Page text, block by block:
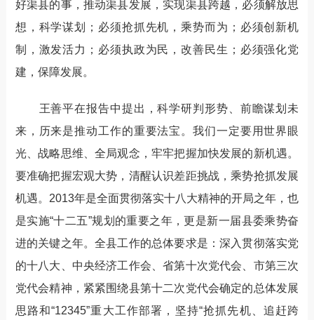
好渠县的事，推动渠县发展，实现渠县跨越，必须解放思
想，科学谋划；必须抢抓先机，乘势而为；必须创新机
制，激发活力；必须执政为民，改善民生；必须强化党
建，保障发展。
王善平在报告中提出，科学研判形势、前瞻谋划未
来，历来是推动工作的重要法宝。我们一定要用世界眼
光、战略思维、全局观念，牢牢把握加快发展的新机遇。
要准确把握宏观大势，清醒认识差距挑战，乘势抢抓发展
机遇。2013年是全面贯彻落实十八大精神的开局之年，也
是实施“十二五”规划的重要之年，更是新一届县委乘势奋
进的关键之年。全县工作的总体要求是：深入贯彻落实党
的十八大、中央经济工作会、省第十次党代会、市第三次
党代会精神，紧紧围绕县第十二次党代会确定的总体发展
思路和“12345”重大工作部署，坚持“抢抓先机、追赶跨